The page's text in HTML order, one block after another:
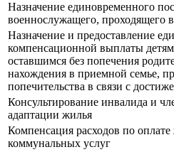
Назначение единовременного
военнослужащего, проходящего
Назначение и предоставление
компенсационной выплаты
оставшимся без попечения
нахождения в приемной семье,
попечительства в связи с
Консультирование инвалида и
адаптации жилья
Компенсация расходов по
коммунальных услуг